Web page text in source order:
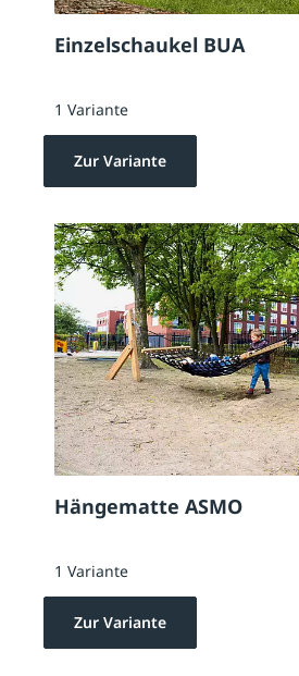
Einzelschaukel BUA
1 Variante
Zur Variante
Hängematte ASMO
1 Variante
Zur Variante